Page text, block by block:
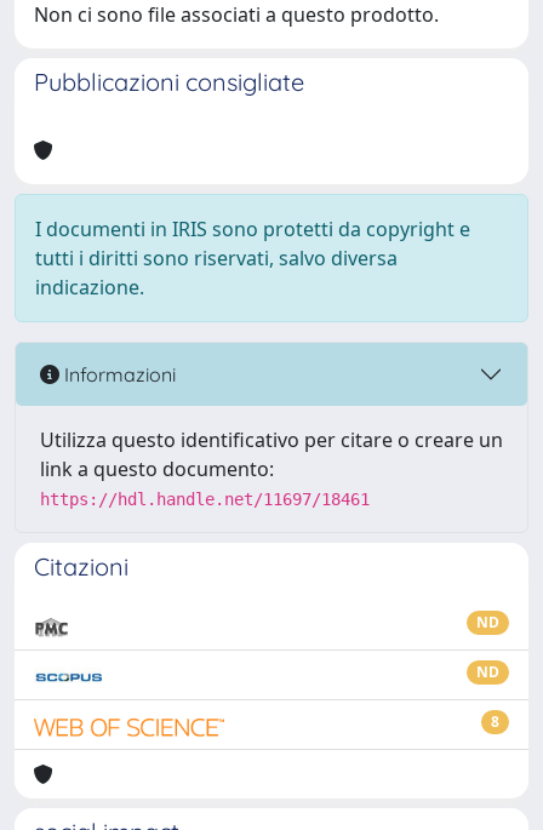
Non ci sono file associati a questo prodotto.
Pubblicazioni consigliate
I documenti in IRIS sono protetti da copyright e
tutti i diritti sono riservati, salvo diversa
indicazione.
Informazioni
Utilizza questo identificativo per citare o creare un
link a questo documento:
https://hdl.handle.net/11697/18461
Citazioni
ND
ND
8